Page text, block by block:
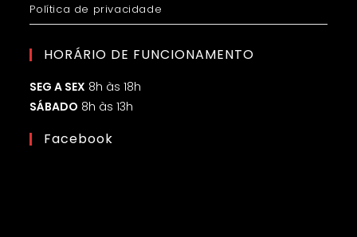
Política de privacidade
HORÁRIO DE FUNCIONAMENTO
SEG A SEX 8h às 18h
SÁBADO 8h às 13h
Facebook